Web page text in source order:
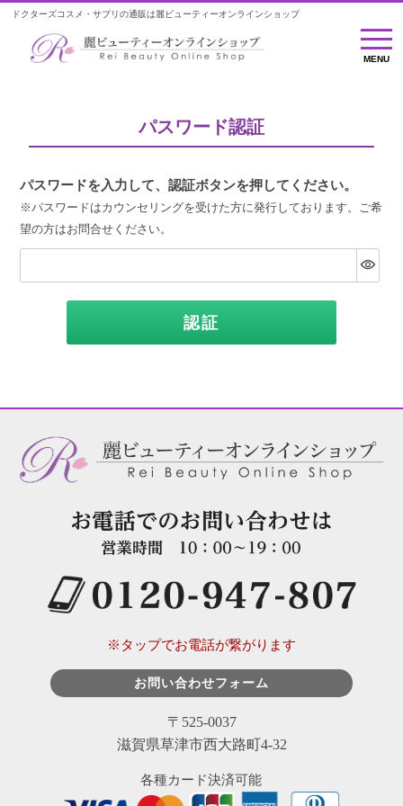
ドクターズコスメ・サプリの通販は麗ビューティーオンラインショップ
MENU
MENU
パスワード認証
パスワードを入力して、認証ボタンを押してください。
※パスワードはカウンセリングを受けた方に発行しております。ご希
望の方はお問合せください。
認証
※タップでお電話が繋がります
お問い合わせフォーム
〒525-0037
滋賀県草津市西大路町4-32
各種カード決済可能